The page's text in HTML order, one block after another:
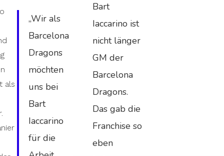
als
„Wir als
Barcelona
Dragons
möchten
uns bei
Bart
Iaccarino
für die
Bart
Iaccarino ist
nicht länger
GM der
Barcelona
Dragons.
Das gab die
Franchise so
eben